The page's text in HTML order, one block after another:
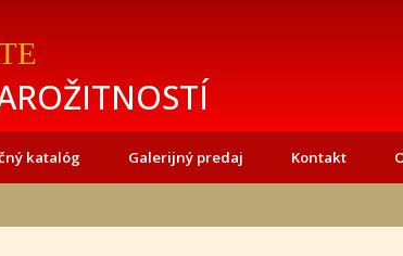
katalóg Galerijný predaj Kontakt